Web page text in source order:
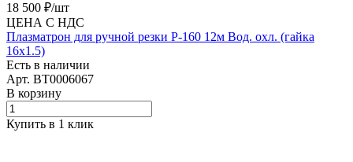
18 500 ₽/шт
ЦЕНА С НДС
Плазматрон для ручной резки Р-160 12м Вод. охл. (гайка
16х1.5)
Есть в наличии
Арт. BT0006067
В корзину
Купить в 1 клик